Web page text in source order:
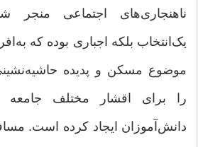
ناهنجاری‌های اجتماعی منجر
یک‌انتخاب بلکه اجباری بوده که
موضوع مسکن و پدیده
را برای اقشار مختلف جامعه
دانش‌آموزان ایجاد کرده است.